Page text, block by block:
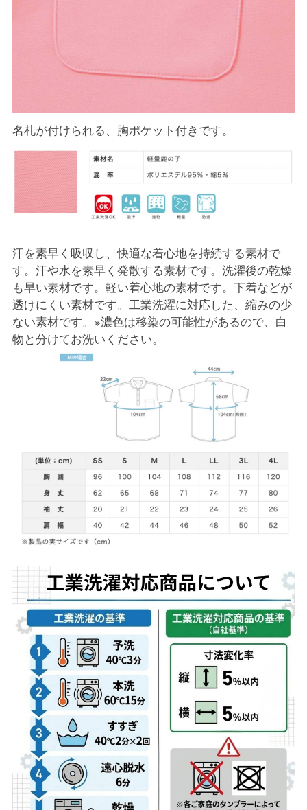
名札が付けられる、胸ポケット付きです。
汗を素早く吸収し、快適な着心地を持続する素材で
す。汗や水を素早く発散する素材です。洗濯後の乾燥
も早い素材です。軽い着心地の素材です。下着などが
透けにくい素材です。工業洗濯に対応した、縮みの少
ない素材です。※濃色は移染の可能性があるので、白
物と分けてお洗いください。